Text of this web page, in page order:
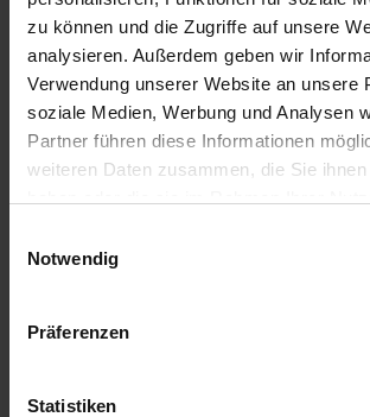
zu können und die Zugriffe auf unsere
analysieren. Außerdem geben wir
Verwendung unserer Website an unsere
soziale Medien, Werbung und Analysen
Partner führen diese Informationen
weiteren Daten zusammen, die Sie
Notwendig
Präferenzen
Statistiken